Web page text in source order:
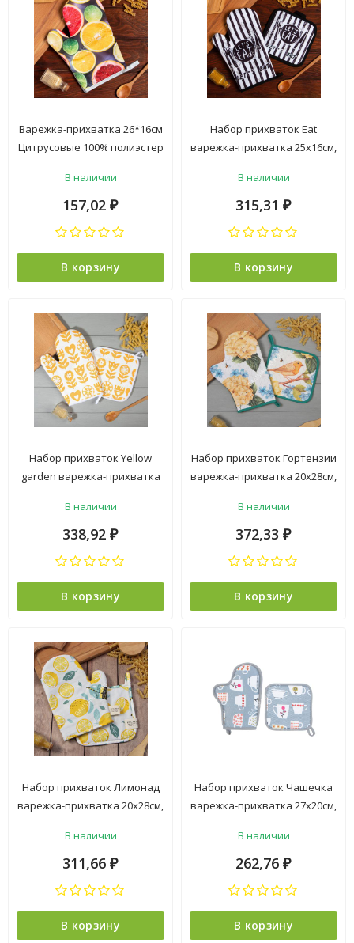
Варежка-прихватка 26*16см
Цитрусовые 100% полиэстер
В наличии
157,02 ₽
В корзину
Набор прихваток Eat
варежка-прихватка 25х16см,
полиэстер Доляна *1
В наличии
315,31 ₽
В корзину
Набор прихваток Yellow
garden варежка-прихватка
100% хлопок Этель *1
В наличии
338,92 ₽
В корзину
Набор прихваток Гортензии
варежка-прихватка 20х28см,
хлопок Этель *1
В наличии
372,33 ₽
В корзину
Набор прихваток Лимонад
варежка-прихватка 20х28см,
80%хлопок, 20%п/э Этель *1
В наличии
311,66 ₽
В корзину
Набор прихваток Чашечка
варежка-прихватка 27х20см,
полиэстер Этель *1
В наличии
262,76 ₽
В корзину